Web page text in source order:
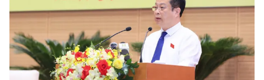
Liên hệ tòa soạn English
THỜI BÁO VTV